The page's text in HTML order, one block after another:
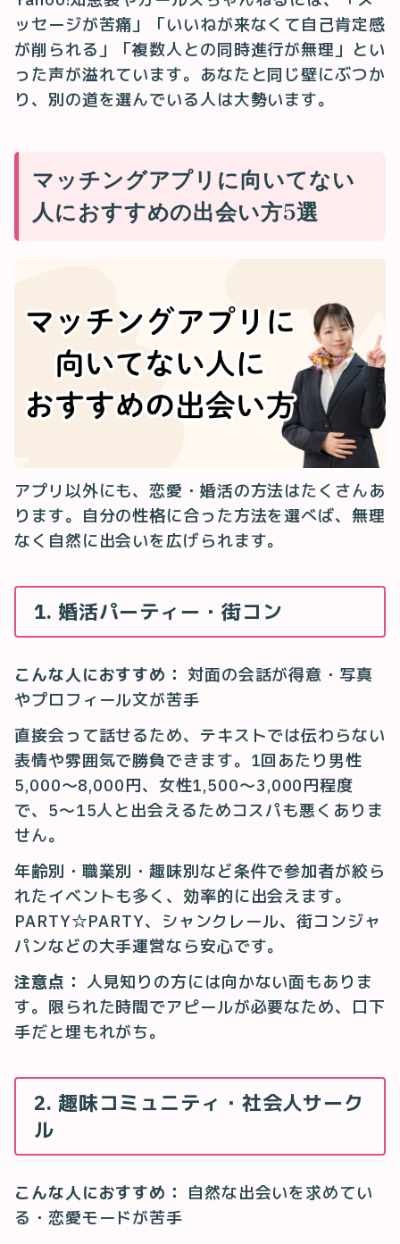
ッセージが苦痛」「いいねが来なくて自己肯定感
が削られる」「複数人との同時進行が無理」とい
った声が溢れています。あなたと同じ壁にぶつか
り、別の道を選んでいる人は大勢います。
マッチングアプリに向いてない
人におすすめの出会い方5選
アプリ以外にも、恋愛・婚活の方法はたくさんあ
ります。自分の性格に合った方法を選べば、無理
なく自然に出会いを広げられます。
1. 婚活パーティー・街コン
こんな人におすすめ：
対面の会話が得意・写真
やプロフィール文が苦手
直接会って話せるため、テキストでは伝わらない
表情や雰囲気で勝負できます。1回あたり男性
5,000〜8,000円、女性1,500〜3,000円程度
で、5〜15人と出会えるためコスパも悪くありま
せん。
年齢別・職業別・趣味別など条件で参加者が絞ら
れたイベントも多く、効率的に出会えます。
PARTY☆PARTY、シャンクレール、街コンジャ
パンなどの大手運営なら安心です。
注意点： 人見知りの方には向かない面もありま
す。限られた時間でアピールが必要なため、口下
手だと埋もれがち。
2. 趣味コミュニティ・社会人サーク
ル
こんな人におすすめ：
自然な出会いを求めてい
る・恋愛モードが苦手